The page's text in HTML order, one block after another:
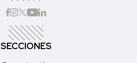
SECCIONES